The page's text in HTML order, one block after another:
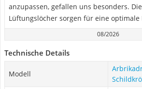
anzupassen, gefallen uns besonders.
Lüftungslöcher sorgen für eine
08/2026
Technische Details
Modell